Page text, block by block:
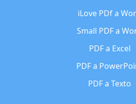
iLove PDf a
Small PDF a
PDF a Excel
PDF a
PDF a Texto